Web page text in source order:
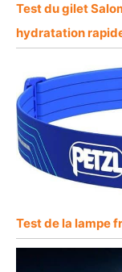
Test du gilet
hydratation
Test de la lampe